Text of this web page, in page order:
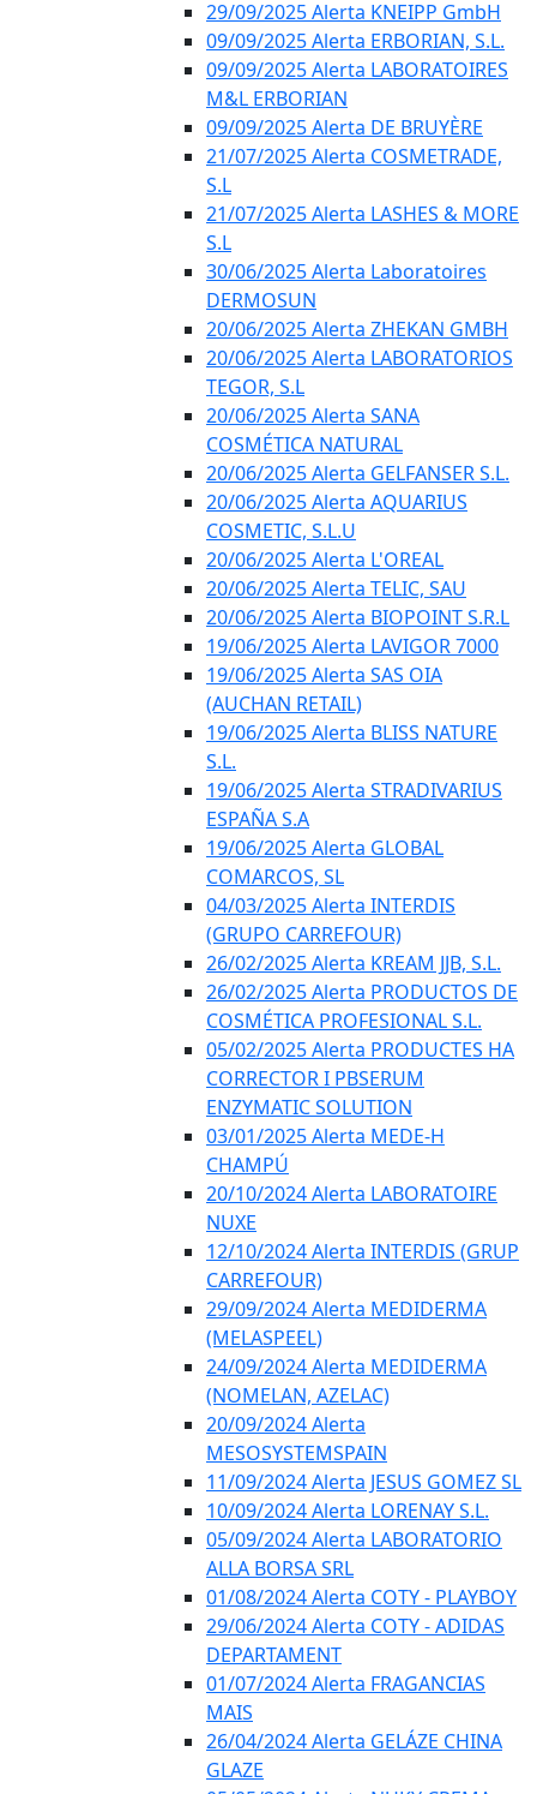
29/09/2025 Alerta KNEIPP GmbH
09/09/2025 Alerta ERBORIAN, S.L.
09/09/2025 Alerta LABORATOIRES
M&L ERBORIAN
09/09/2025 Alerta DE BRUYÈRE
21/07/2025 Alerta COSMETRADE,
S.L
21/07/2025 Alerta LASHES & MORE
S.L
30/06/2025 Alerta Laboratoires
DERMOSUN
20/06/2025 Alerta ZHEKAN GMBH
20/06/2025 Alerta LABORATORIOS
TEGOR, S.L
20/06/2025 Alerta SANA
COSMÉTICA NATURAL
20/06/2025 Alerta GELFANSER S.L.
20/06/2025 Alerta AQUARIUS
COSMETIC, S.L.U
20/06/2025 Alerta L'OREAL
20/06/2025 Alerta TELIC, SAU
20/06/2025 Alerta BIOPOINT S.R.L
19/06/2025 Alerta LAVIGOR 7000
19/06/2025 Alerta SAS OIA
(AUCHAN RETAIL)
19/06/2025 Alerta BLISS NATURE
S.L.
19/06/2025 Alerta STRADIVARIUS
ESPAÑA S.A
19/06/2025 Alerta GLOBAL
COMARCOS, SL
04/03/2025 Alerta INTERDIS
(GRUPO CARREFOUR)
26/02/2025 Alerta KREAM JJB, S.L.
26/02/2025 Alerta PRODUCTOS DE
COSMÉTICA PROFESIONAL S.L.
05/02/2025 Alerta PRODUCTES HA
CORRECTOR I PBSERUM
ENZYMATIC SOLUTION
03/01/2025 Alerta MEDE-H
CHAMPÚ
20/10/2024 Alerta LABORATOIRE
NUXE
12/10/2024 Alerta INTERDIS (GRUP
CARREFOUR)
29/09/2024 Alerta MEDIDERMA
(MELASPEEL)
24/09/2024 Alerta MEDIDERMA
(NOMELAN, AZELAC)
20/09/2024 Alerta
MESOSYSTEMSPAIN
11/09/2024 Alerta JESUS GOMEZ SL
10/09/2024 Alerta LORENAY S.L.
05/09/2024 Alerta LABORATORIO
ALLA BORSA SRL
01/08/2024 Alerta COTY - PLAYBOY
29/06/2024 Alerta COTY - ADIDAS
DEPARTAMENT
01/07/2024 Alerta FRAGANCIAS
MAIS
26/04/2024 Alerta GELÁZE CHINA
GLAZE